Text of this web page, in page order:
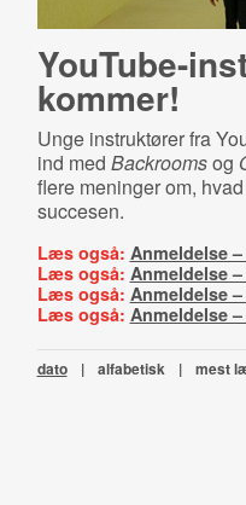
YouTu­be-​
kommer!
Unge instruktører fra
ind med Backroomsog
flere meninger om,
succesen.
Læs også: Anmeldelse
Læs også: Anmeldelse
Læs også: Anmeldelse
Læs også: Anmeldelse
dato | alfabetisk | mest